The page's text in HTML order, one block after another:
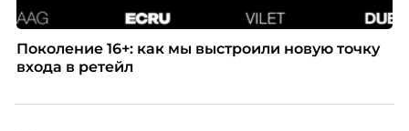
Поколение 16+: как мы выстроили новую точку
входа в ретейл